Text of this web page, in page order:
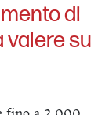
di
valere su